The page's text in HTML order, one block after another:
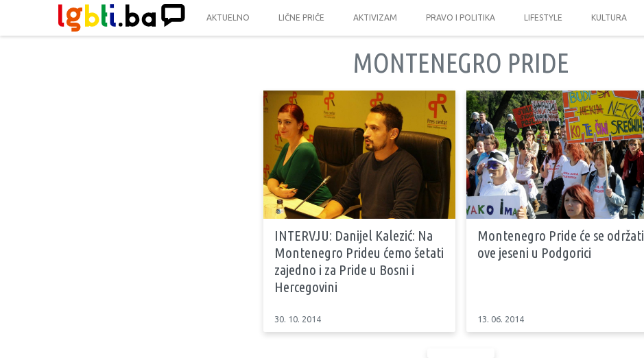
AKTUELNO LIČNE PRIČE AKTIVIZAM PRAVO I POLITIKA LIFESTYLE KULTURA
MONTENEGRO PRIDE
INTERVJU: Danijel Kalezić: Na
Montenegro Prideu ćemo šetati
zajedno i za Pride u Bosni i
Hercegovini
30. 10. 2014
Montenegro Pride će se održati
ove jeseni u Podgorici
13. 06. 2014